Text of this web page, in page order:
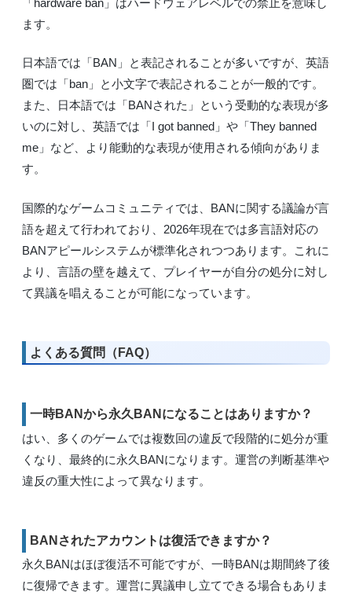
「hardware ban」はハードウェアレベルでの禁止を意味し
ます。
日本語では「BAN」と表記されることが多いですが、英語
圏では「ban」と小文字で表記されることが一般的です。
また、日本語では「BANされた」という受動的な表現が多
いのに対し、英語では「I got banned」や「They banned
me」など、より能動的な表現が使用される傾向がありま
す。
国際的なゲームコミュニティでは、BANに関する議論が言
語を超えて行われており、2026年現在では多言語対応の
BANアピールシステムが標準化されつつあります。これに
より、言語の壁を越えて、プレイヤーが自分の処分に対し
て異議を唱えることが可能になっています。
よくある質問（FAQ）
一時BANから永久BANになることはありますか？
はい、多くのゲームでは複数回の違反で段階的に処分が重
くなり、最終的に永久BANになります。運営の判断基準や
違反の重大性によって異なります。
BANされたアカウントは復活できますか？
永久BANはほぼ復活不可能ですが、一時BANは期間終了後
に復帰できます。運営に異議申し立てできる場合もありま